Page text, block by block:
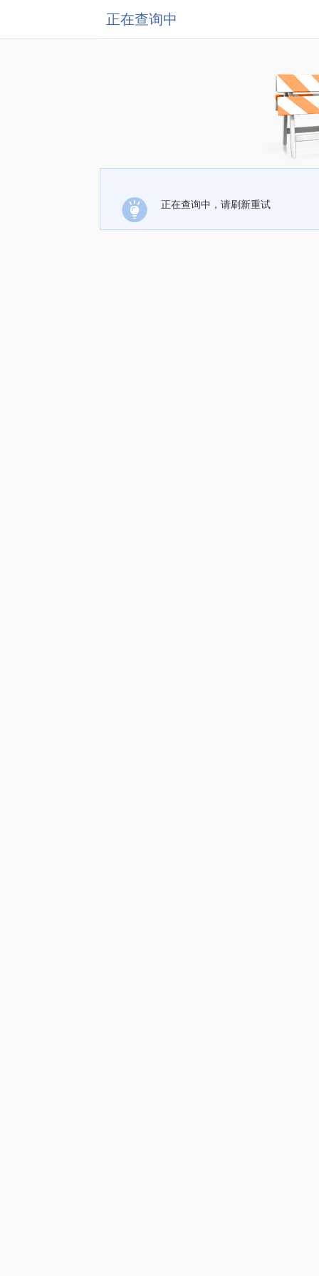
正在查询中
正在查询中，请刷新重试